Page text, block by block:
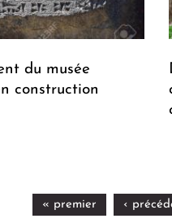
du musée
construction
« premier ‹